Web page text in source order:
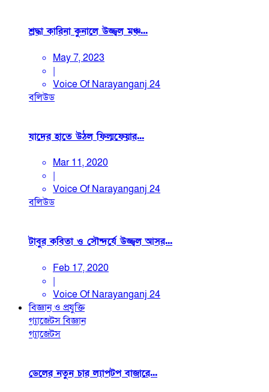
শ্রদ্ধা কারিনা কুনালে উজ্জ্বল মঞ্চ...
May 7, 2023
|
Voice Of Narayanganj 24
বলিউড
যাদের হাতে উঠল ফিল্মফেয়ার...
Mar 11, 2020
|
Voice Of Narayanganj 24
বলিউড
টাবুর কবিতা ও সৌন্দর্যে উজ্জ্বল আসর...
Feb 17, 2020
|
Voice Of Narayanganj 24
বিজ্ঞান ও প্রযুক্তি
গ্যাজেটসবিজ্ঞান
গ্যাজেটস
ডেলের নতুন চার ল্যাপটপ বাজারে...